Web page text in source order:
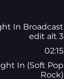
In Broadcast
edit alt 3
02:15
In (Soft Pop
Rock)